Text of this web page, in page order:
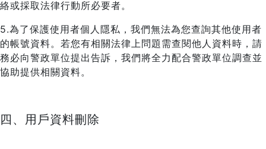
絡或採取法律行動所必要者。
5.為了保護使用者個人隱私，我們無法為您查詢其他使用者
的帳號資料。若您有相關法律上問題需查閱他人資料時，請
務必向警政單位提出告訴，我們將全力配合警政單位調查並
協助提供相關資料。
四、用戶資料刪除